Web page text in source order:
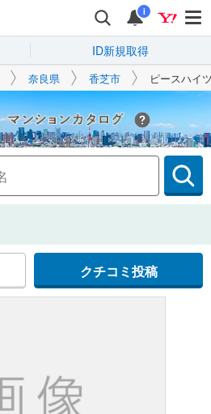
i
ID新規取得
奈良県 香芝市 ピースハイ
Yahoo!不動産
クチコミ投稿